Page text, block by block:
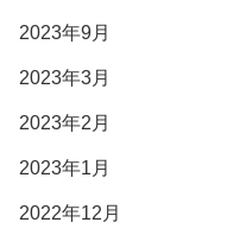
2023年9月
2023年3月
2023年2月
2023年1月
2022年12月